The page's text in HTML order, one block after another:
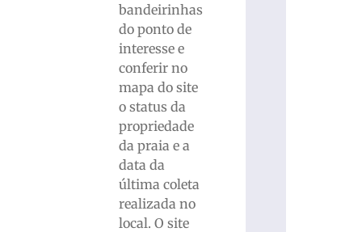
bandeirinhas
do ponto de
interesse e
conferir no
mapa do site
o status da
propriedade
da praia e a
data da
última coleta
realizada no
local. O site